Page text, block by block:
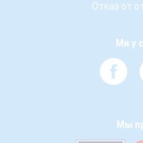
Отказ от
Ми у
Мы